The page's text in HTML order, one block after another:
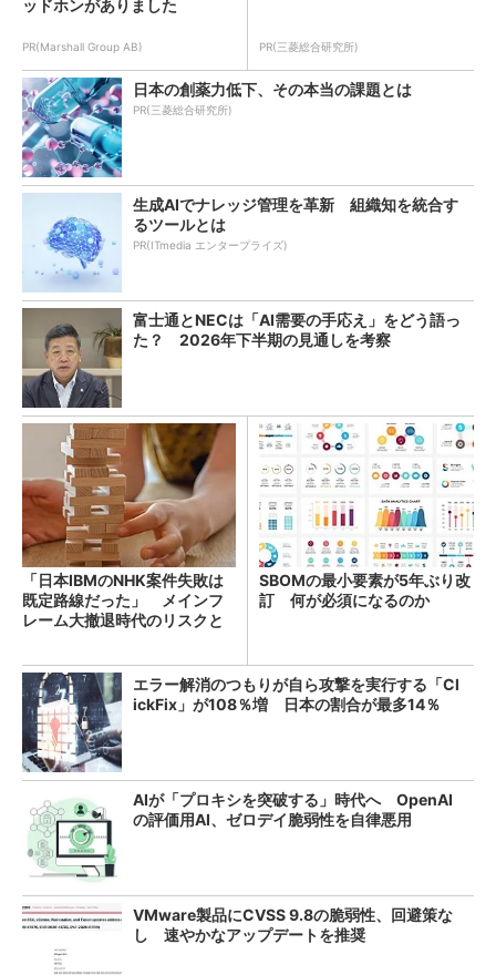
ッドホンがありました
PR(Marshall Group AB) PR(三菱総合研究所)
日本の創薬力低下、その本当の課題とは
PR(三菱総合研究所)
生成AIでナレッジ管理を革新 組織知を統合す
るツールとは
PR(ITmedia エンタープライズ)
富士通とNECは「AI需要の手応え」をどう語っ
た？ 2026年下半期の見通しを考察
「日本IBMのNHK案件失敗は
既定路線だった」 メインフ
レーム大撤退時代のリスクと
SBOMの最小要素が5年ぶり改
訂 何が必須になるのか
エラー解消のつもりが自ら攻撃を実行する「Cl
ickFix」が108％増 日本の割合が最多14％
AIが「プロキシを突破する」時代へ OpenAI
の評価用AI、ゼロデイ脆弱性を自律悪用
VMware製品にCVSS 9.8の脆弱性、回避策な
し 速やかなアップデートを推奨